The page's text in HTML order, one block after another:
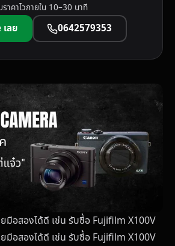
าคาไวภายใน 10–30 นาที
ลย 0642579353
อสองได้ดี เช่น รับซื้อ Fujifilm X100V
อสองได้ดี เช่น รับซื้อ Fujifilm X100V